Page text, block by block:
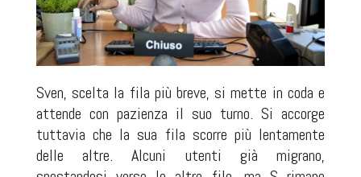
Sven, scelta la fila più breve, si mette in coda e
attende con pazienza il suo turno. Si accorge
tuttavia che la sua fila scorre più lentamente
delle altre. Alcuni utenti già migrano,